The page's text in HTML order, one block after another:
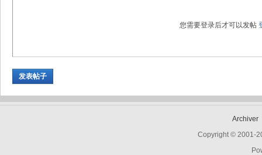
您需要登录后才可以发帖
发表帖子
Archiver
Copyright © 2001-